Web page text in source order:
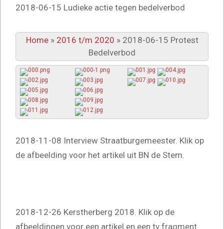
2018-06-15 Ludieke actie tegen bedelverbod
Home» 2016 t/m 2020 » 2018-06-15 Protest
Bedelverbod
2018-11-08 Interview Straatburgemeester. Klik op
de afbeelding voor het artikel uit BN de Stem.
2018-12-26 Kerstherberg 2018. Klik op de
afbeeldingen voor een artikel en een tv fragment